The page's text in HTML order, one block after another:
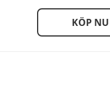
KÖP NU